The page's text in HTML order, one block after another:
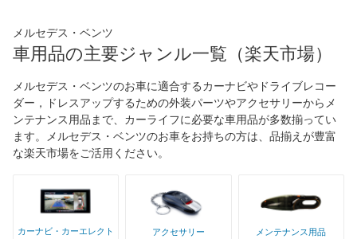
メルセデス・ベンツ
車用品の主要ジャンル一覧（楽天市場）
メルセデス・ベンツのお車に適合するカーナビやドライブレコー
ダー，ドレスアップするための外装パーツやアクセサリーからメ
ンテナンス用品まで、カーライフに必要な車用品が多数揃ってい
ます。メルセデス・ベンツのお車をお持ちの方は、品揃えが豊富
な楽天市場をご活用ください。
カーナビ・カーエレクト
アクセサリー メンテナンス用品